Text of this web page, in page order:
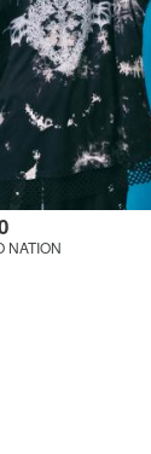
NATION